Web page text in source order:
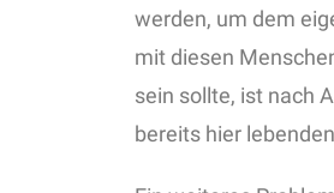
werden, um dem
mit diesen
sein sollte, ist nach
bereits hier